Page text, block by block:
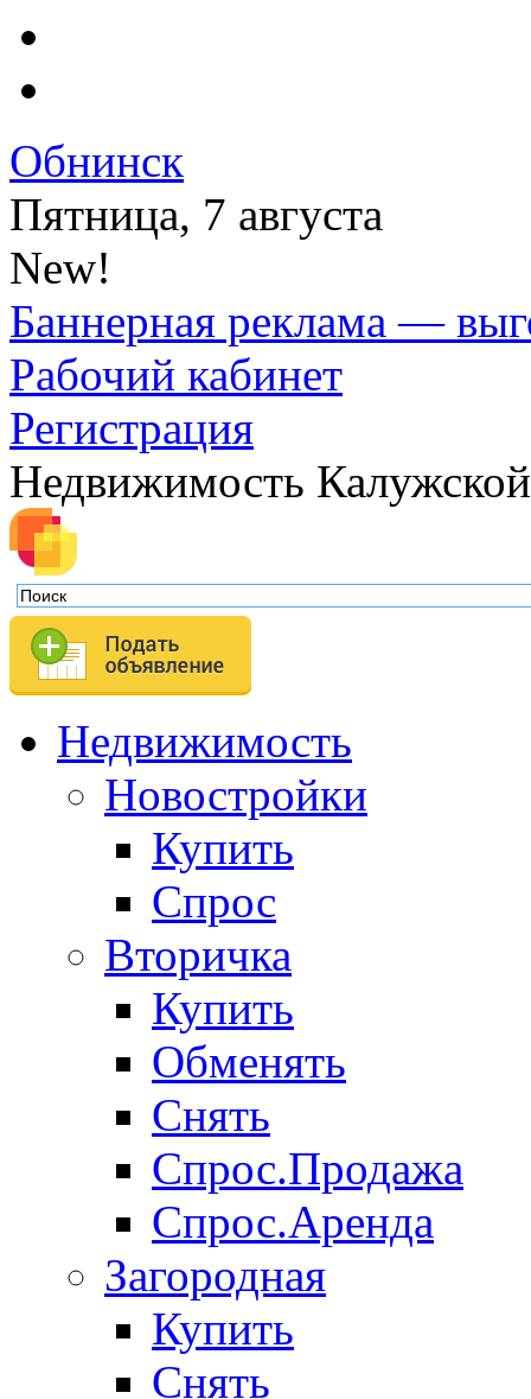
Обнинск
Пятница, 7 августа
New!
Баннерная реклама —
Рабочий кабинет
Регистрация
Недвижимость
Недвижимость
Новостройки
Купить
Спрос
Вторичка
Купить
Обменять
Снять
Спрос.Продажа
Спрос.Аренда
Загородная
Купить
Снять